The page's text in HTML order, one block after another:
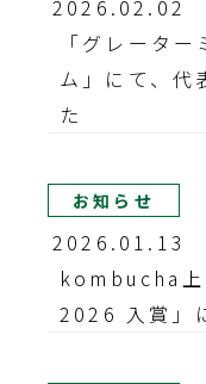
2026.02.02
「グレータ
ム」にて、代
た
お知らせ
2026.01.13
kombucha上
2026 入賞」